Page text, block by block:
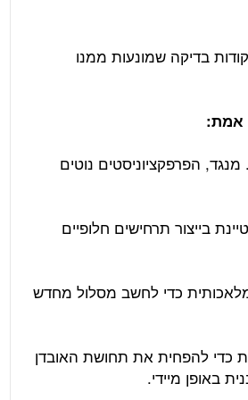
בדיקה שמונעות ממנו
הפרפקציוניסטים נוטים
בייצור תרחישים חלופיים
כדי לחשב מסלול מחדש
כדי להפחית את תחושת האובדן
באופן מיידי.